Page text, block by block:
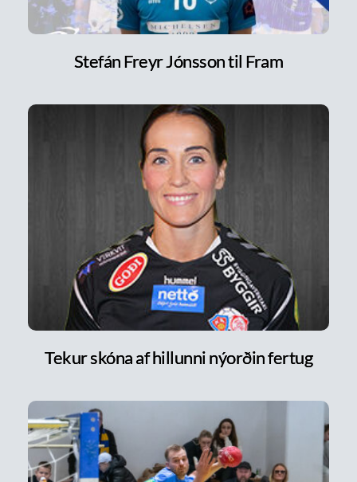
Stefán Freyr Jónsson til Fram
Tekur skóna af hillunni nýorðin fertug